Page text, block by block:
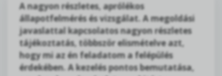
A nagyon részletes, aprólékos
állapotfelmérés és vizsgálat. A megoldási
javaslattal kapcsolatos nagyon részletes
tájékoztatás, többször elismételve azt,
hogy mi az én feladatom a felépülés
érdekében. A kezelés pontos bemutatása,